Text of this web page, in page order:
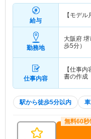
給与
【モデル
勤務地
大阪府 堺
歩5分）
仕事内容
【仕事
書の作成
駅から徒歩5分以内